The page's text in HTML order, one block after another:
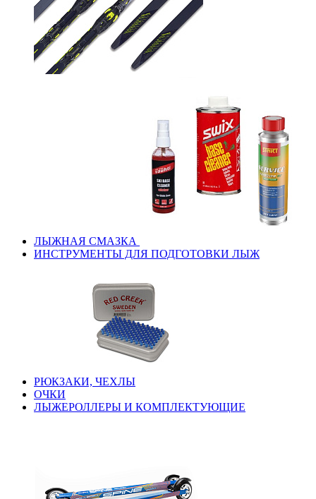
ЛЫЖНАЯ СМАЗКА
ИНСТРУМЕНТЫ ДЛЯ ПОДГОТОВКИ ЛЫЖ
РЮКЗАКИ, ЧЕХЛЫ
ОЧКИ
ЛЫЖЕРОЛЛЕРЫ И КОМПЛЕКТУЮЩИЕ